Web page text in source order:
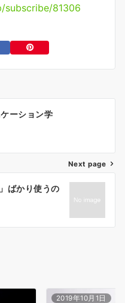
subscribe/81306
ーション学
Next page
ばかり使うの
2019年10月1日